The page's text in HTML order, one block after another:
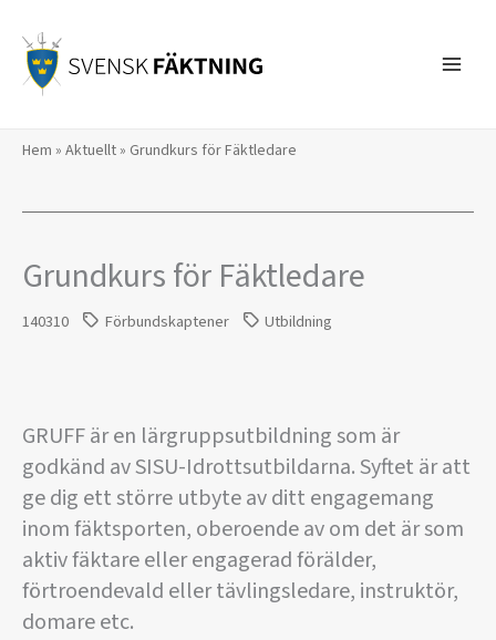
innehåll
Hem » Aktuellt» Grundkurs för Fäktledare
Grundkurs för Fäktledare
140310 Förbundskaptener Utbildning
GRUFF är en lärgruppsutbildning som är
godkänd av SISU-Idrottsutbildarna. Syftet är att
ge dig ett större utbyte av ditt engagemang
inom fäktsporten, oberoende av om det är som
aktiv fäktare eller engagerad förälder,
förtroendevald eller tävlingsledare, instruktör,
domare etc.